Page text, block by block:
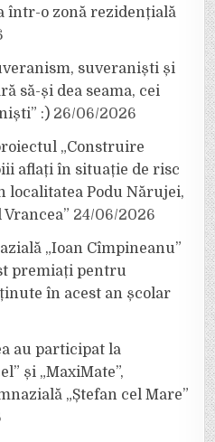
într-o zonă rezidențială
suveraniști și
să-și dea seama, cei
:) 26/06/2026
„Construire
aflați în situație de risc
localitatea Podu Nărujei,
24/06/2026
„Ioan Cîmpineanu”
premiați pentru
în acest an școlar
au participat la
și „MaxiMate”,
„Ștefan cel Mare”